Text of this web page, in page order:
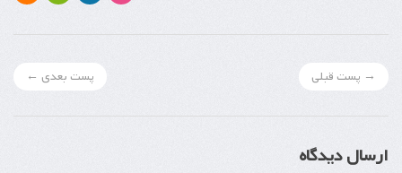
→ پست قبلی پست بعدی ←
ارسال دیدگاه